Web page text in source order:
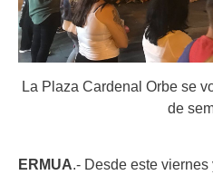
La Plaza Cardenal Orbe se
de
ERMUA .- Desde este